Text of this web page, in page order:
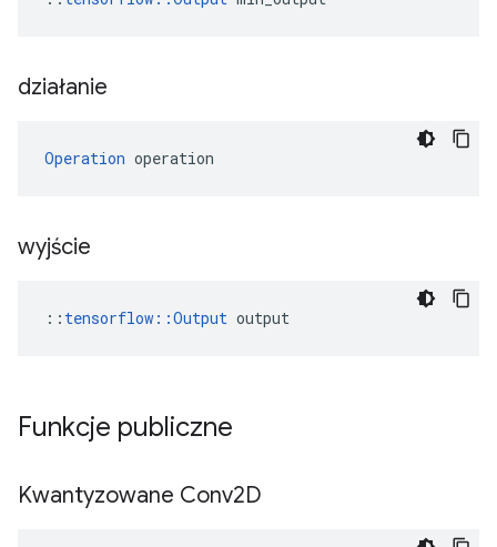
działanie
Operation operation
wyjście
:: tensorflow::Output output
Funkcje publiczne
Kwantyzowane Conv2D